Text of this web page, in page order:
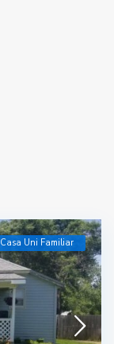
Casa Uni Familiar